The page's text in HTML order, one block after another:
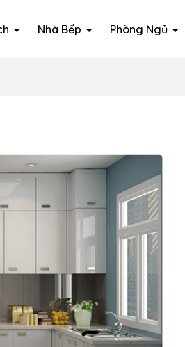
Nhà Bếp Phòng Ngủ